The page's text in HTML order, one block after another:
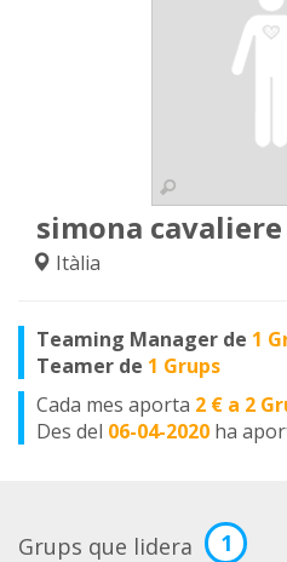
simona cavaliere
Itàlia
Teaming Manager de 1
Teamer de 1 Grups
Cada mes aporta 2 € a 2
Des del 06-04-2020 ha
Grups que lidera 1